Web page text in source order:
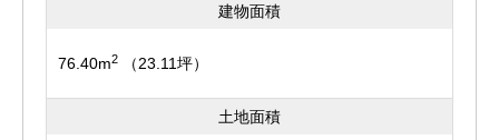
建物面積
76.40m2 （23.11坪）
土地面積